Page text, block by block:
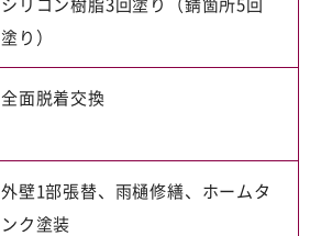
塗り）
全面脱着交換
外壁1部張替、雨樋修繕、ホームタ
ンク塗装